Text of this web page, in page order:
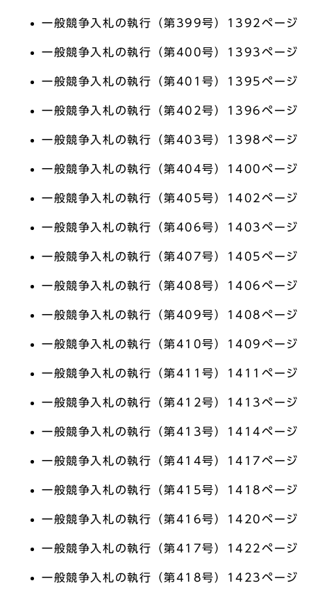
一般競争入札の執行（第399号）1392ページ
一般競争入札の執行（第400号）1393ページ
一般競争入札の執行（第401号）1395ページ
一般競争入札の執行（第402号）1396ページ
一般競争入札の執行（第403号）1398ページ
一般競争入札の執行（第404号）1400ページ
一般競争入札の執行（第405号）1402ページ
一般競争入札の執行（第406号）1403ページ
一般競争入札の執行（第407号）1405ページ
一般競争入札の執行（第408号）1406ページ
一般競争入札の執行（第409号）1408ページ
一般競争入札の執行（第410号）1409ページ
一般競争入札の執行（第411号）1411ページ
一般競争入札の執行（第412号）1413ページ
一般競争入札の執行（第413号）1414ページ
一般競争入札の執行（第414号）1417ページ
一般競争入札の執行（第415号）1418ページ
一般競争入札の執行（第416号）1420ページ
一般競争入札の執行（第417号）1422ページ
一般競争入札の執行（第418号）1423ページ